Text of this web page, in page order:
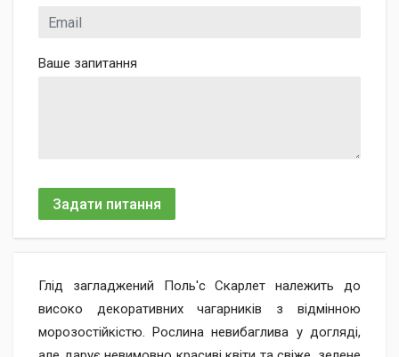
Ваше запитання
Задати питання
Глід загладжений Поль'с Скарлет належить до
високо декоративних чагарників з відмінною
морозостійкістю. Рослина невибаглива у догляді,